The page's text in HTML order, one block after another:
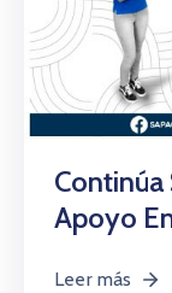
Continúa
Apoyo
Leer más